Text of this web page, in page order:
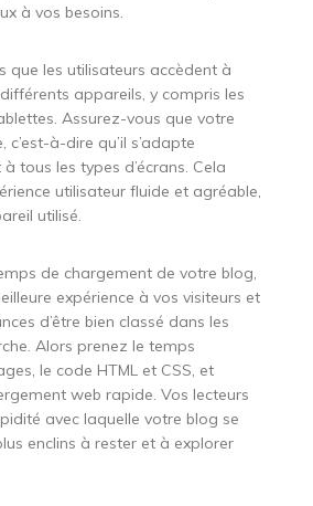
à vos besoins.
que les utilisateurs accèdent à
appareils, y compris les
Assurez-vous que votre
c’est-à-dire qu’il s’adapte
tous les types d’écrans. Cela
utilisateur fluide et agréable,
utilisé.
de chargement de votre blog,
expérience à vos visiteurs et
d’être bien classé dans les
Alors prenez le temps
le code HTML et CSS, et
web rapide. Vos lecteurs
avec laquelle votre blog se
enclins à rester et à explorer